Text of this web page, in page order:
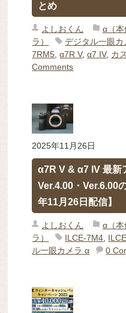
とめ
よしおくん α（本
ラ）
デジタル一眼カ
7RM5,α7R V,α7 IV, カ
Comments
2025年11月26日
α7R V & α7 IV 最新
Ver.4.00・Ver.6.00
年11月26日配信】
よしおくん α（本
ラ）
ILCE-7M4,
ル一眼カメラ α
0